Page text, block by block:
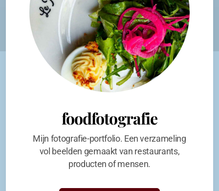
foodfotografie
Mijn fotografie-portfolio. Een verzameling
vol beelden gemaakt van restaurants,
producten of mensen.